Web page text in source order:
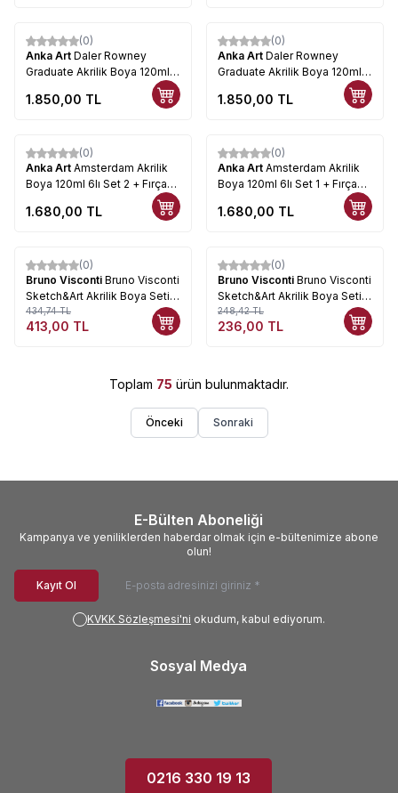
Yeni
(0)
Anka Art Daler Rowney
Graduate Akrilik Boya 120ml
1.850,00 TL
Yeni
(0)
Anka Art Daler Rowney
Graduate Akrilik Boya 120ml
1.850,00 TL
Yeni
(0)
Anka Art Amsterdam Akrilik
Boya 120ml 6lı Set 2 + Fırça
1.680,00 TL
Yeni
(0)
Anka Art Amsterdam Akrilik
Boya 120ml 6lı Set 1 + Fırça
1.680,00 TL
%5
(0)
Bruno Visconti Bruno Visconti
Sketch&Art Akrilik Boya Seti
Pastel Renkler 12x12ml
No:70-0055
434,74TL
413,00 TL
%5
(0)
Bruno Visconti Bruno Visconti
Sketch&Art Akrilik Boya Seti
6x12ml Neon Renkler No:70-
0064
248,42TL
236,00 TL
Toplam 75 ürün bulunmaktadır.
Önceki Sonraki
E-Bülten Aboneliği
Kampanya ve yeniliklerden haberdar olmak için e-bültenimize abone
olun!
Kayıt Ol
KVKK Sözleşmesi'ni okudum, kabul ediyorum.
Sosyal Medya
0216 330 19 13